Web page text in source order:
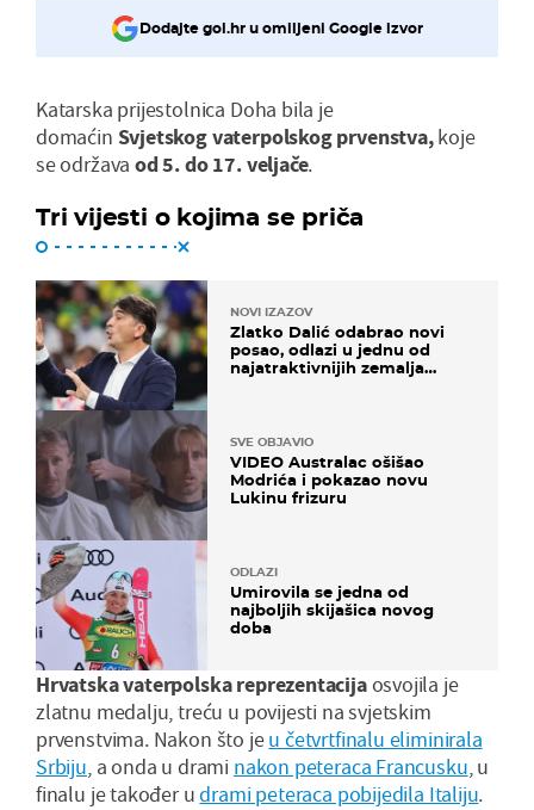
Dodajte gol.hr u omiljeni Google izvor
Katarska prijestolnica Doha bila je
domaćin Svjetskog vaterpolskog prvenstva,koje
se održavaod 5. do 17. veljače.
Tri vijesti o kojima se priča
NOVI IZAZOV
Zlatko Dalić odabrao novi
posao, odlazi u jednu od
najatraktivnijih zemalja
SVE OBJAVIO
VIDEO Australac ošišao
Modrića i pokazao novu
Lukinu frizuru
ODLAZI
Umirovila se jedna od
najboljih skijašica novog
doba
Hrvatska vaterpolska reprezentacijaosvojila je
zlatnu medalju, treću u povijesti na svjetskim
prvenstvima. Nakon što jeu četvrtfinalu eliminirala
Srbiju, a onda u drami nakon peteraca Francusku, u
finalu je također udrami peteraca pobijedila Italiju.